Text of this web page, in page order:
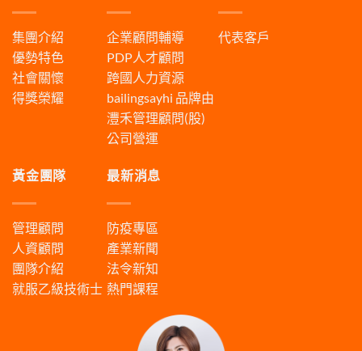
集團介紹
優勢特色
社會關懷
得獎榮耀
企業顧問輔導
PDP人才顧問
跨國人力資源
bailingsayhi 品牌由
灃禾管理顧問(股)
公司營運
代表客戶
黃金團隊
管理顧問
人資顧問
團隊介紹
就服乙級技術士
最新消息
防疫專區
產業新聞
法令新知
熱門課程